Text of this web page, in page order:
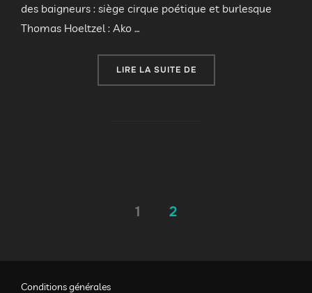
des baigneurs : siège cirque poétique et burlesque
Thomas Hoeltzel : Ako …
LIRE LA SUITE DE« MIMAGES FAIT SON
1 2
Conditions générales